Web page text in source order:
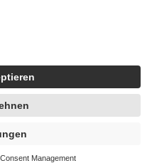
Shops hat Maßnahmen
sich um echte Bewertungen
du hier:
4419944605341